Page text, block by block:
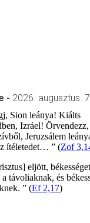
- 2026. augusztus. 7